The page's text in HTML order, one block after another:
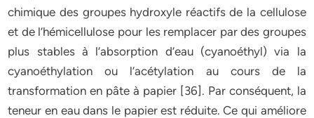
chimique des groupes hydroxyle réactifs de la cellulose
et de l’hémicellulose pour les remplacer par des groupes
plus stables à l’absorption d’eau (cyanoéthyl) via la
cyanoéthylation ou l’acétylation au cours de la
transformation en pâte à papier [36]. Par conséquent, la
teneur en eau dans le papier est réduite. Ce qui améliore